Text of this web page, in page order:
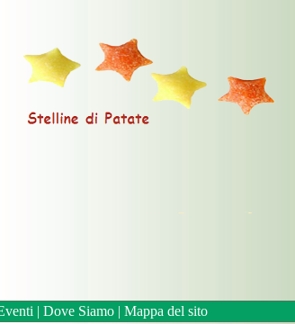
| Dove Siamo| Mappa del sito